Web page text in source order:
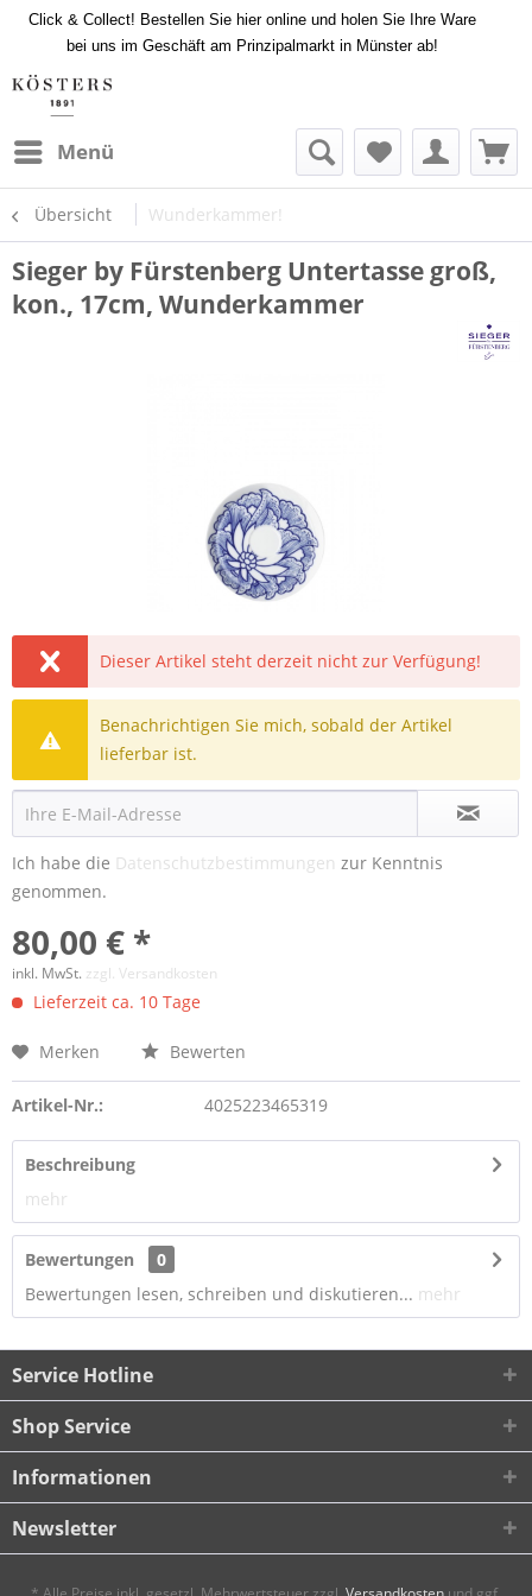
Click & Collect! Bestellen Sie hier online und holen Sie Ihre Ware
bei uns im Geschäft am Prinzipalmarkt in Münster ab!
Menü
Übersicht Wunderkammer!
Sieger by Fürstenberg Untertasse groß,
kon., 17cm, Wunderkammer
Dieser Artikel steht derzeit nicht zur Verfügung!
Benachrichtigen Sie mich, sobald der Artikel
lieferbar ist.
Ich habe die Datenschutzbestimmungen zur Kenntnis
genommen.
80,00 € *
inkl. MwSt. zzgl. Versandkosten
Lieferzeit ca. 10 Tage
Merken Bewerten
Artikel-Nr.: 4025223465319
Beschreibung
mehr
Bewertungen
0
Bewertungen lesen, schreiben und diskutieren... mehr
Service Hotline
Shop Service
Informationen
Newsletter